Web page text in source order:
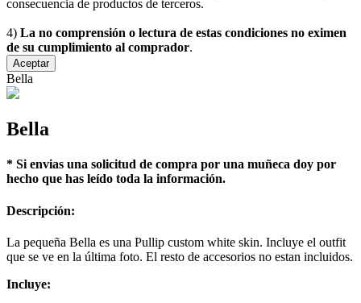
consecuencia de productos de terceros.
4) La no comprensión o lectura de estas condiciones no eximen
de su cumplimiento al comprador.
Aceptar
Bella
Bella
* Si envias una solicitud de compra por una muñeca doy por
hecho que has leído toda la información.
Descripción:
La pequeña Bella es una Pullip custom white skin. Incluye el outfit
que se ve en la última foto. El resto de accesorios no estan incluidos.
Incluye: